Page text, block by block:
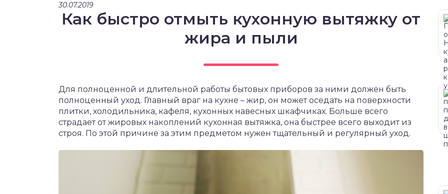
30.07.2019
Как быстро отмыть кухонную вытяжку от
жира и пыли
Для полноценной и длительной работы бытовых приборов за ними должен быть
полноценный уход. Главный враг на кухне – жир, он может оседать на поверхности
плитки, холодильника, кафеля, кухонных навесных шкафчиках. Больше всего
страдает от жировых накоплений кухонная вытяжка, она быстрее всего выходит из
строя. По этой причине за этим предметом нужен тщательный и регулярный уход.